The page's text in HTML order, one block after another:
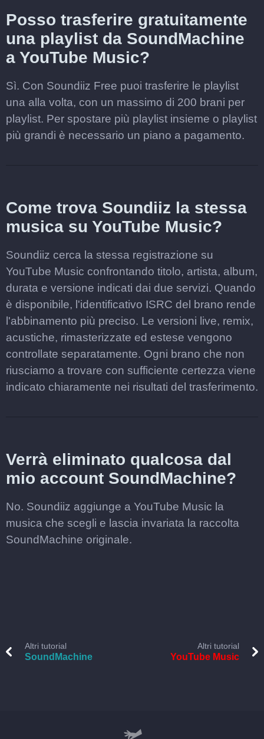
Posso trasferire gratuitamente
una playlist da SoundMachine
a YouTube Music?
Sì. Con Soundiiz Free puoi trasferire le playlist
una alla volta, con un massimo di 200 brani per
playlist. Per spostare più playlist insieme o playlist
più grandi è necessario un piano a pagamento.
Come trova Soundiiz la stessa
musica su YouTube Music?
Soundiiz cerca la stessa registrazione su
YouTube Music confrontando titolo, artista, album,
durata e versione indicati dai due servizi. Quando
è disponibile, l'identificativo ISRC del brano rende
l'abbinamento più preciso. Le versioni live, remix,
acustiche, rimasterizzate ed estese vengono
controllate separatamente. Ogni brano che non
riusciamo a trovare con sufficiente certezza viene
indicato chiaramente nei risultati del trasferimento.
Verrà eliminato qualcosa dal
mio account SoundMachine?
No. Soundiiz aggiunge a YouTube Music la
musica che scegli e lascia invariata la raccolta
SoundMachine originale.
Altri tutorial
SoundMachine
Altri tutorial
YouTube Music